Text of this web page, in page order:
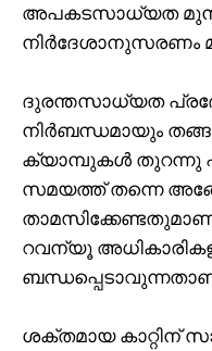
അപകടസാധ്യത
നിർദേശാനുസരണം
ദുരന്തസാധ്യത
നിർബന്ധമായും
ക്യാമ്പുകൾ തുറന്നു
സമയത്ത് തന്നെ
റവന്യൂ
ശക്തമായ കാറ്റിന്